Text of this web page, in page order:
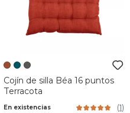
Cojín de silla Béa 16 puntos
Terracota
En existencias (1)